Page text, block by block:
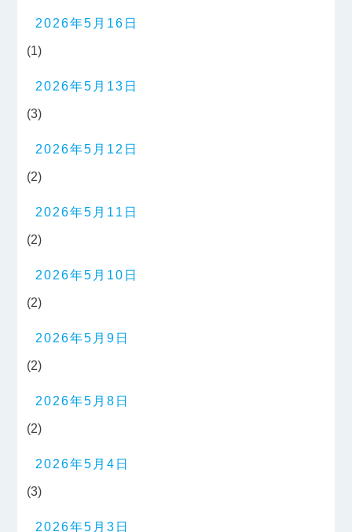
2026年5月16日
(1)
2026年5月13日
(3)
2026年5月12日
(2)
2026年5月11日
(2)
2026年5月10日
(2)
2026年5月9日
(2)
2026年5月8日
(2)
2026年5月4日
(3)
2026年5月3日